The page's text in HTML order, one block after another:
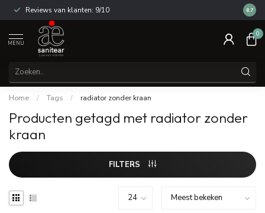
Reviews van klanten: 9/10 14
8.7
MENU
0
Home / Tags / radiator zonder kraan
Producten getagd met radiator zonder
kraan
FILTERS